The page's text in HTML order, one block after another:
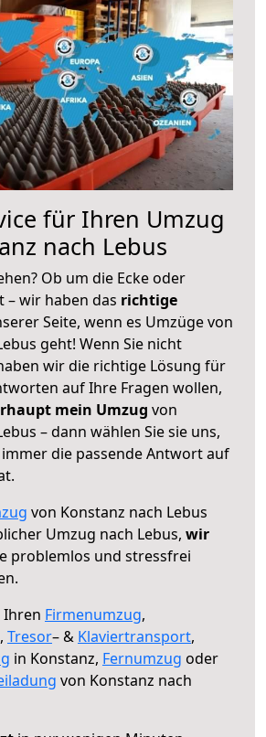
für Ihren Umzug
nach Lebus
Ob um die Ecke oder
wir haben das richtige
Seite, wenn es Umzüge von
geht! Wenn Sie nicht
wir die richtige Lösung für
auf Ihre Fragen wollen,
mein Umzug von
– dann wählen Sie sie uns,
die passende Antwort auf
von Konstanz nach Lebus
Umzug nach Lebus, wir
problemlos und stressfrei
Firmenumzug,
, Tresor– & Klaviertransport,
in Konstanz, Fernumzug oder
von Konstanz nach